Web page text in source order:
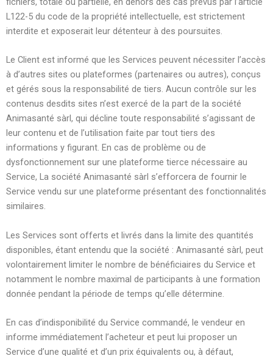
L122-5 du code de la propriété intellectuelle, est strictement
interdite et exposerait leur détenteur à des poursuites.
Le Client est informé que les Services peuvent nécessiter l’accès
à d’autres sites ou plateformes (partenaires ou autres), conçus
et gérés sous la responsabilité de tiers. Aucun contrôle sur les
contenus desdits sites n’est exercé de la part de la société
Animasanté sàrl, qui décline toute responsabilité s’agissant de
leur contenu et de l’utilisation faite par tout tiers des
informations y figurant. En cas de problème ou de
dysfonctionnement sur une plateforme tierce nécessaire au
Service, La société Animasanté sàrl s’efforcera de fournir le
Service vendu sur une plateforme présentant des fonctionnalités
similaires.
Les Services sont offerts et livrés dans la limite des quantités
disponibles, étant entendu que la société : Animasanté sàrl, peut
volontairement limiter le nombre de bénéficiaires du Service et
notamment le nombre maximal de participants à une formation
donnée pendant la période de temps qu’elle détermine.
En cas d’indisponibilité du Service commandé, le vendeur en
informe immédiatement l’acheteur et peut lui proposer un
Service d’une qualité et d’un prix équivalents ou, à défaut,